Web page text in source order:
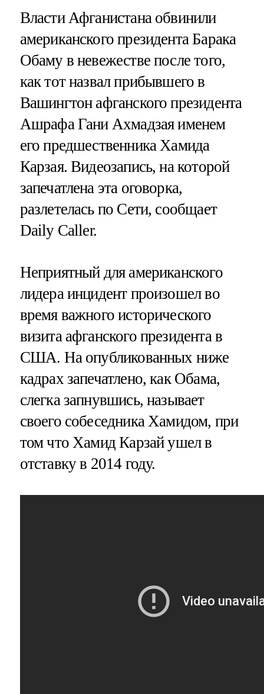
Власти Афганистана обвинили
американского президента Барака
Обаму в невежестве после того,
как тот назвал прибывшего в
Вашингтон афганского президента
Ашрафа Гани Ахмадзая именем
его предшественника Хамида
Карзая. Видеозапись, на которой
запечатлена эта оговорка,
разлетелась по Сети, сообщает
Daily Caller.
Неприятный для американского
лидера инцидент произошел во
время важного исторического
визита афганского президента в
США. На опубликованных ниже
кадрах запечатлено, как Обама,
слегка запнувшись, называет
своего собеседника Хамидом, при
том что Хамид Карзай ушел в
отставку в 2014 году.